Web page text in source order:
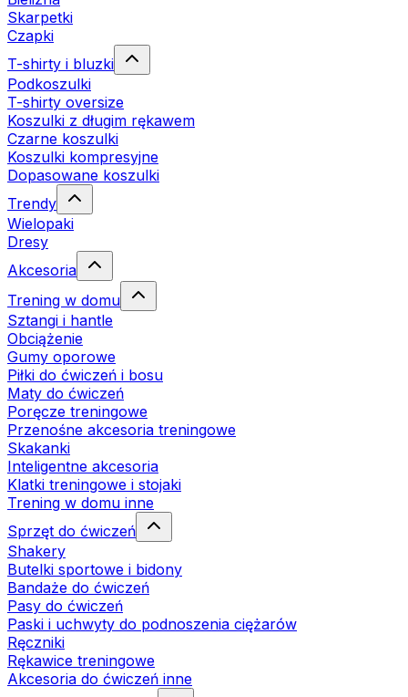
Skarpetki
Czapki
T-shirty i bluzki
Podkoszulki
T-shirty oversize
Koszulki z długim rękawem
Czarne koszulki
Koszulki kompresyjne
Dopasowane koszulki
Trendy
Wielopaki
Dresy
Akcesoria
Trening w domu
Sztangi i hantle
Obciążenie
Gumy oporowe
Piłki do ćwiczeń i bosu
Maty do ćwiczeń
Poręcze treningowe
Przenośne akcesoria treningowe
Skakanki
Inteligentne akcesoria
Klatki treningowe i stojaki
Trening w domu inne
Sprzęt do ćwiczeń
Shakery
Butelki sportowe i bidony
Bandaże do ćwiczeń
Pasy do ćwiczeń
Paski i uchwyty do podnoszenia ciężarów
Ręczniki
Rękawice treningowe
Akcesoria do ćwiczeń inne